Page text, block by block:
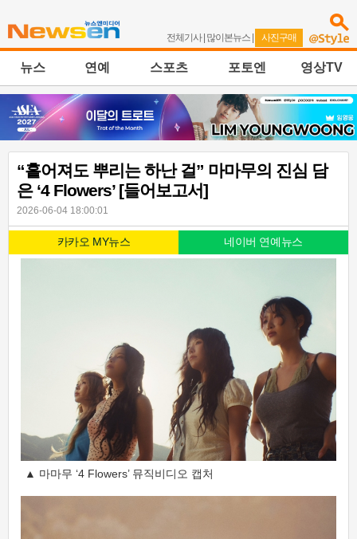
전체기사| 많이본뉴스 | 사진구매
뉴스 연예 스포츠 포토엔 영상TV
“흩어져도 뿌리는 하난 걸” 마마무의 진심 담
은 ‘4 Flowers’ [들어보고서]
2026-06-04 18:00:01
카카오 MY뉴스 네이버 연예뉴스
▲ 마마무 ‘4 Flowers’ 뮤직비디오 캡처